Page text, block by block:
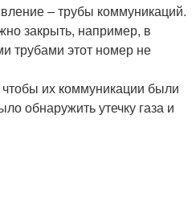
– трубы коммуникаций.
закрыть, например, в
трубами этот номер не
их коммуникации были
обнаружить утечку газа и